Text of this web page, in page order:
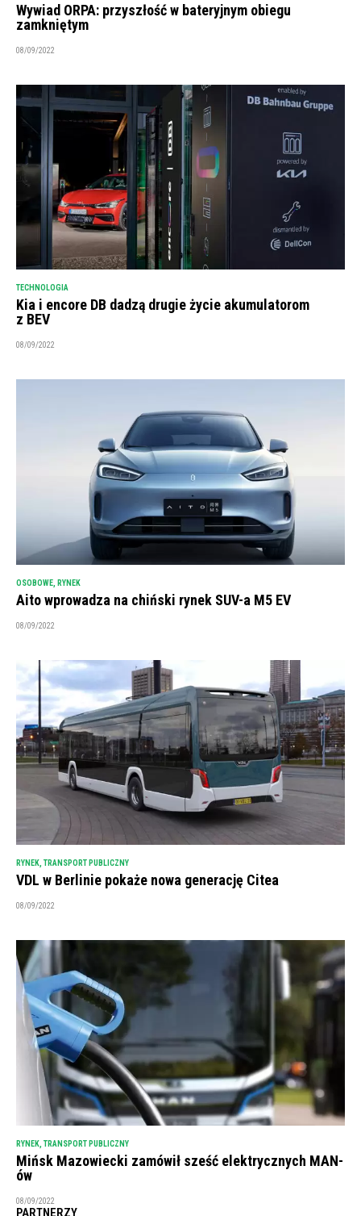
Wywiad ORPA: przyszłość w bateryjnym obiegu
zamkniętym
08/09/2022
TECHNOLOGIA
Kia i encore DB dadzą drugie życie akumulatorom
z BEV
08/09/2022
OSOBOWE RYNEK
Aito wprowadza na chiński rynek SUV-a M5 EV
08/09/2022
RYNEK, TRANSPORT PUBLICZNY
VDL w Berlinie pokaże nowa generację Citea
08/09/2022
RYNEK TRANSPORT PUBLICZNY
Mińsk Mazowiecki zamówił sześć elektrycznych MAN-
ów
08/09/2022
PARTNERZY